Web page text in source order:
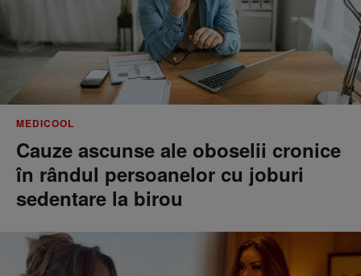
MEDICOOL
Cauze ascunse ale oboselii cronice
în rândul persoanelor cu joburi
sedentare la birou